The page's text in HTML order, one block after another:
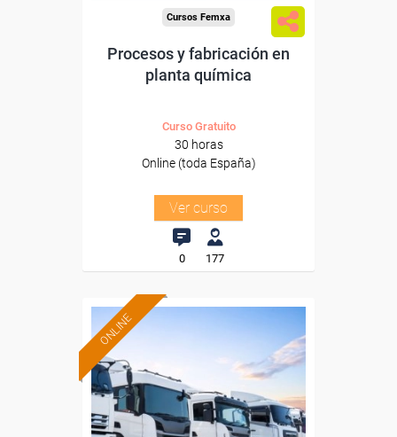
Cursos Femxa
Procesos y fabricación en
planta química
Curso Gratuito
30 horas
Online (toda España)
Ver curso
0 177
ONLINE
Formación 100%
subvencionada.
Para desempleados,
trabajadores y autónomos.